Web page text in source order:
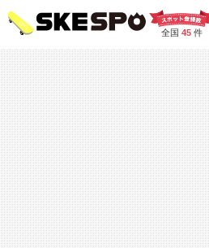
全国 45件